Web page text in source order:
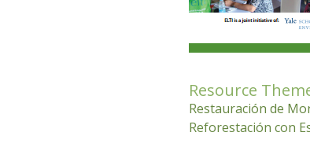
Resource
Restauración de
Reforestación con